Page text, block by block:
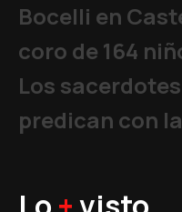
Bocelli en
coro de 164
Los
predican con